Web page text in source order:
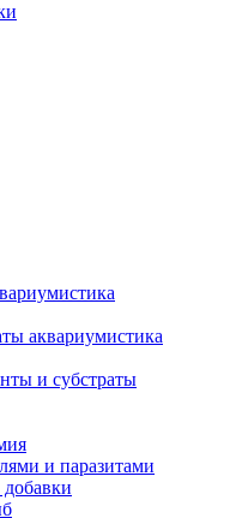
аквариумистика
и субстраты
и паразитами